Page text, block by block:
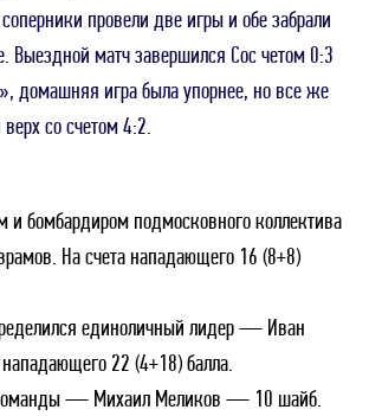
провели две игры и обе забрали
Выездной матч завершился Сос четом 0:3
домашняя игра была упорнее, но все же
со счетом 4:2.
бомбардиром подмосковного коллектива
На счета нападающего 16 (8+8)
единоличный лидер — Иван
22 (4+18) балла.
— Михаил Меликов — 10 шайб.